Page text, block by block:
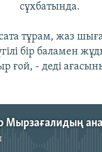
сұхбатында.
тұрам, жаз
бір баламен
ғой, - деді
Мырзағалидың
source currently